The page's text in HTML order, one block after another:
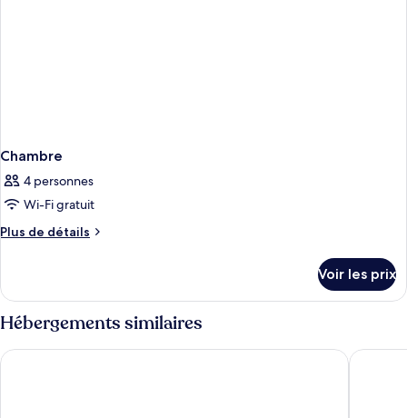
Chambre
4 personnes
Wi-Fi gratuit
Plus de détails
Plus
le
type
de
Chambre
Voir les prix
Hébergements similaires
Cambridge Suites Hotel Delta